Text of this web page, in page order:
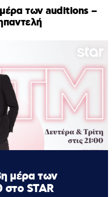
των auditions –
μέρα των
στο STAR